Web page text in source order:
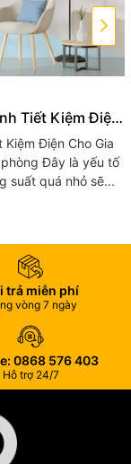
Tiết Kiệm Điện
Kiệm Điện Cho Gia
suất quá nhỏ sẽ...
trả miễn phí
vòng 7 ngày
0868 576 403
Hỗ trợ 24/7